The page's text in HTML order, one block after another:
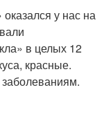
у нас на
в целых 12
красные.